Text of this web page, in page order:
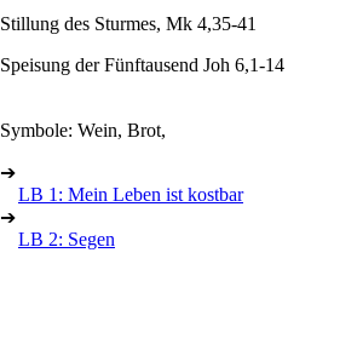
Stillung des Sturmes, Mk 4,35-41
Speisung der Fünftausend Joh 6,1-14
Symbole: Wein, Brot,
➔
LB 1: Mein Leben ist kostbar
➔
LB 2: Segen